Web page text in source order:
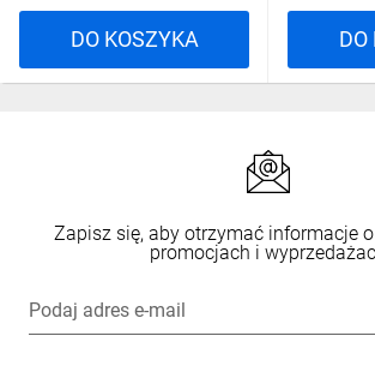
DO KOSZYKA DO
Zapisz się, aby otrzymać informacje
promocjach i
Podaj adres e-mail